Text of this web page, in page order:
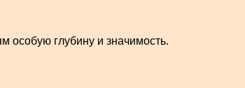
особую глубину и значимость.